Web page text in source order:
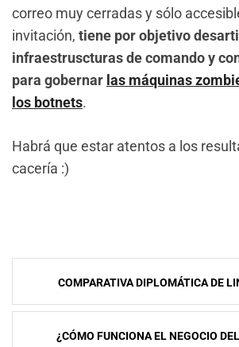
correo muy cerradas y sólo
invitación, tiene por objetivo
infraestruscturas de comando y
para gobernar las máquinas
los botnets.
Habrá que estar atentos a los
cacería :)
NavegaciÃ³n
de
entradas
COMPARATIVA DIPLOMÁTICA DE
¿CÓMO FUNCIONA EL NEGOCIO